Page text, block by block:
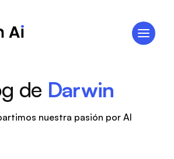
de Darwin
nuestra pasión por AI